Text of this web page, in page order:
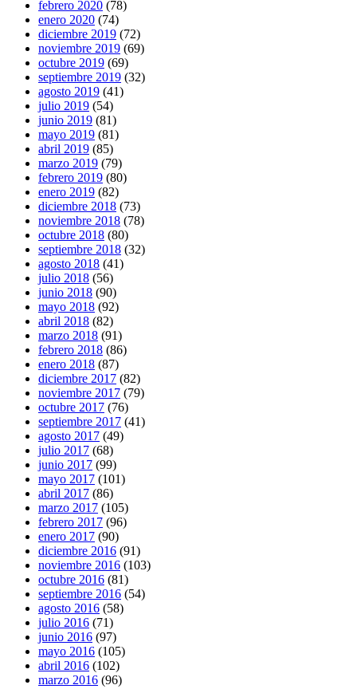
febrero 2020 (78)
enero 2020 (74)
diciembre 2019 (72)
noviembre 2019 (69)
octubre 2019 (69)
septiembre 2019 (32)
agosto 2019 (41)
julio 2019 (54)
junio 2019 (81)
mayo 2019 (81)
abril 2019 (85)
marzo 2019 (79)
febrero 2019 (80)
enero 2019 (82)
diciembre 2018 (73)
noviembre 2018 (78)
octubre 2018 (80)
septiembre 2018 (32)
agosto 2018 (41)
julio 2018 (56)
junio 2018 (90)
mayo 2018 (92)
abril 2018 (82)
marzo 2018 (91)
febrero 2018 (86)
enero 2018 (87)
diciembre 2017 (82)
noviembre 2017 (79)
octubre 2017 (76)
septiembre 2017 (41)
agosto 2017 (49)
julio 2017 (68)
junio 2017 (99)
mayo 2017 (101)
abril 2017 (86)
marzo 2017 (105)
febrero 2017 (96)
enero 2017 (90)
diciembre 2016 (91)
noviembre 2016 (103)
octubre 2016 (81)
septiembre 2016 (54)
agosto 2016 (58)
julio 2016 (71)
junio 2016 (97)
mayo 2016 (105)
abril 2016 (102)
marzo 2016 (96)